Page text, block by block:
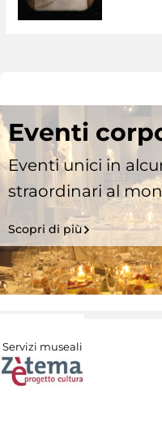
Eventi
Eventi unici in
straordinari al
Scopri di più
Servizi museali